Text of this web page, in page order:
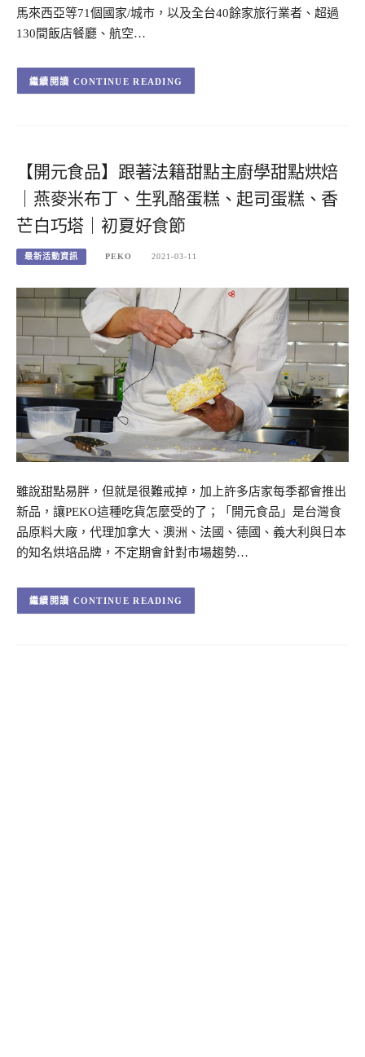
馬來西亞等71個國家/城市，以及全台40餘家旅行業者、超過
130間飯店餐廳、航空…
CONTINUE READING
【開元食品】跟著法籍甜點主廚學甜點烘焙
｜燕麥米布丁、生乳酪蛋糕、起司蛋糕、香
芒白巧塔｜初夏好食節
最新活動資訊 PEKO 2021-03-11
雖說甜點易胖，但就是很難戒掉，加上許多店家每季都會推出
新品，讓PEKO這種吃貨怎麼受的了；「開元食品」是台灣食
品原料大廠，代理加拿大、澳洲、法國、德國、義大利與日本
的知名烘培品牌，不定期會針對市場趨勢…
CONTINUE READING